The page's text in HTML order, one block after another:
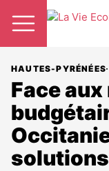
HAUTES-PYRÉNÉES
Face
solutions